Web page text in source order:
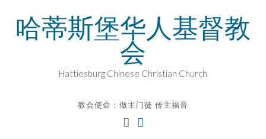
content哈蒂斯堡华人基督教
会
Hattiesburg Chinese Christian Church
教会使命：做主门徒 传主福音